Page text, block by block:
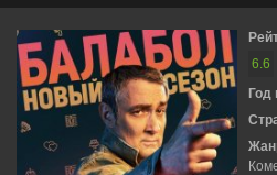
6.6
Год